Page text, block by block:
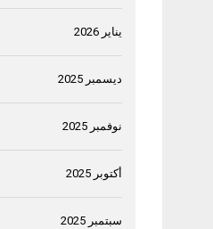
يناير 2026
ديسمبر 2025
نوفمبر 2025
أكتوبر 2025
سبتمبر 2025